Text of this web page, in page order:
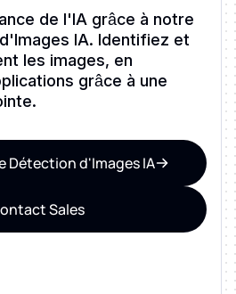
de l'IA grâce à notre
IA. Identifiez et
les images, en
grâce à une
Détection d'Images IA
Sales